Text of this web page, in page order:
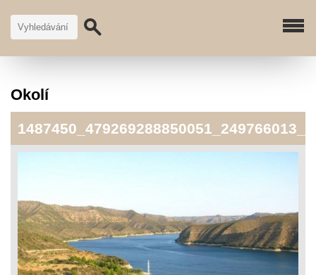
Okolí
1487450_479269288850051_249766013_n